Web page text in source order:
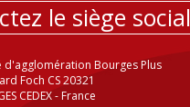
le siège social
d'agglomération Bourges Plus
Foch CS 20321
CEDEX - France